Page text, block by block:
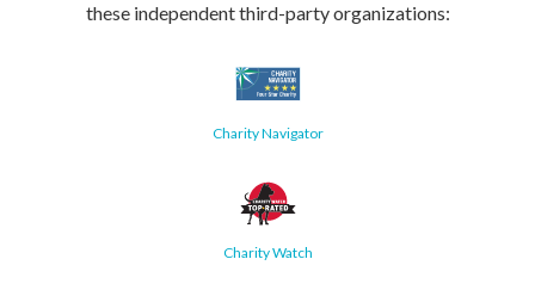
these independent third-party organizations:
Charity Navigator
Charity Watch